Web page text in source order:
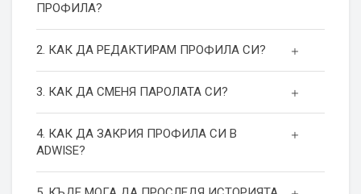
ПРОФИЛА?
2. КАК ДА РЕДАКТИРАМ ПРОФИЛА СИ?
3. КАК ДА СМЕНЯ ПАРОЛАТА СИ?
4. КАК ДА ЗАКРИЯ ПРОФИЛА СИ В
ADWISE?